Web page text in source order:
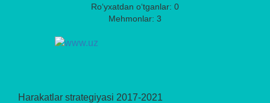
Ro‘yxatdan o‘tganlar: 0
Mehmonlar: 3
Harakatlar strategiyasi 2017-2021